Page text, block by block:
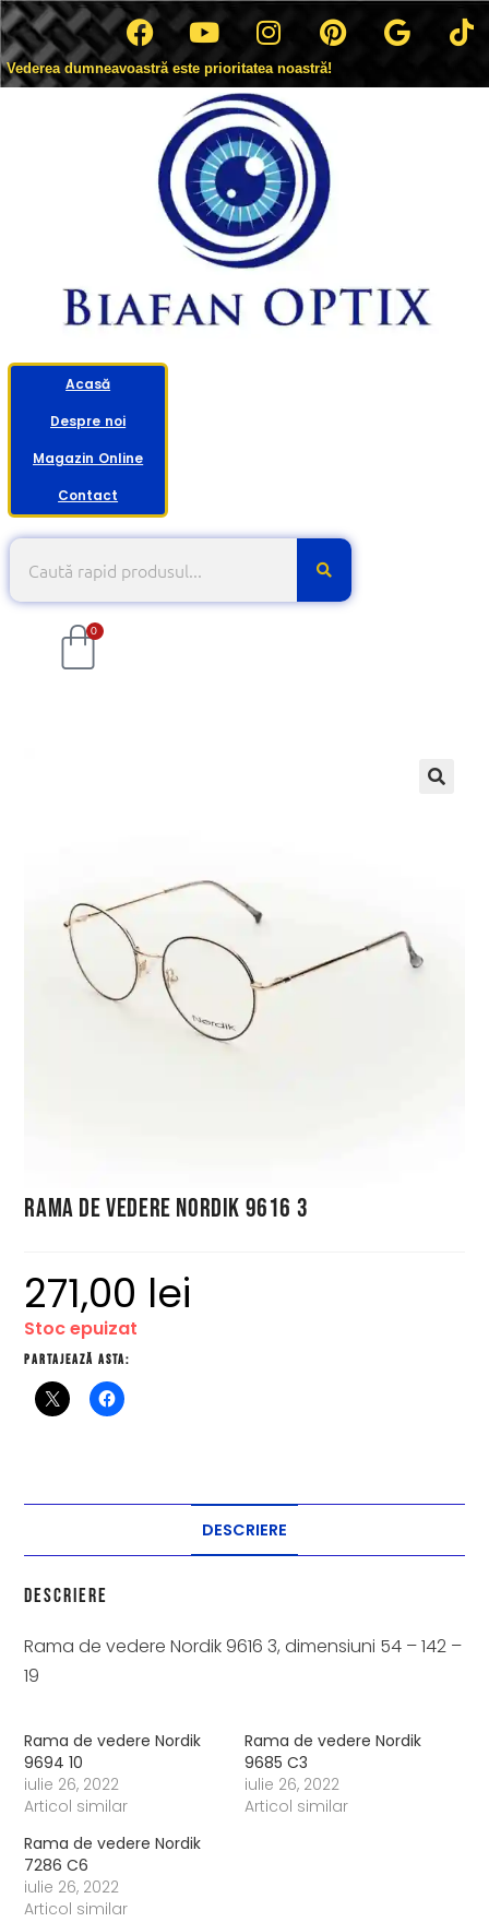
Vederea dumneavoastră este prioritatea noastră!
Acasă
Despre noi
Magazin Online
Contact
0
Rama de vedere Nordik 9616 3
271,00 lei
Stoc epuizat
Partajează asta:
DESCRIERE
Descriere
Rama de vedere Nordik 9616 3, dimensiuni 54 – 142 –
19
Rama de vedere Nordik
9694 10
iulie 26, 2022
Articol similar
Rama de vedere Nordik
9685 C3
iulie 26, 2022
Articol similar
Rama de vedere Nordik
7286 C6
iulie 26, 2022
Articol similar